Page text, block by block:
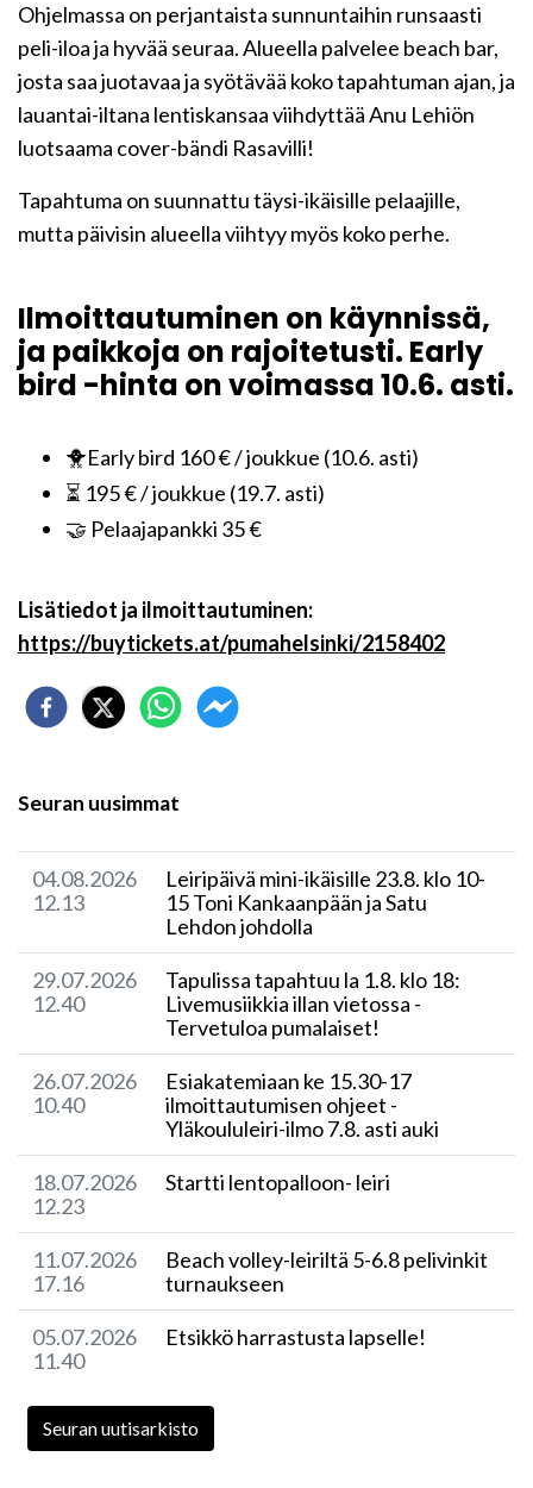
Ohjelmassa on perjantaista sunnuntaihin runsaasti
peli-iloa ja hyvää seuraa. Alueella palvelee beach bar,
josta saa juotavaa ja syötävää koko tapahtuman ajan, ja
lauantai-iltana lentiskansaa viihdyttää Anu Lehiön
luotsaama cover-bändi Rasavilli!
Tapahtuma on suunnattu täysi-ikäisille pelaajille,
mutta päivisin alueella viihtyy myös koko perhe.
Ilmoittautuminen on käynnissä,
ja paikkoja on rajoitetusti. Early
bird -hinta on voimassa 10.6. asti.
🐥Early bird 160 € / joukkue (10.6. asti)
⏳ 195 € / joukkue (19.7. asti)
🤝 Pelaajapankki 35 €
Lisätiedot ja ilmoittautuminen:
https://buytickets.at/pumahelsinki/2158402
Seuran uusimmat
04.08.2026
12.13
Leiripäivä mini-ikäisille 23.8. klo 10-
15 Toni Kankaanpään ja Satu
Lehdon johdolla
29.07.2026
12.40
Tapulissa tapahtuu la 1.8. klo 18:
Livemusiikkia illan vietossa -
Tervetuloa pumalaiset!
26.07.2026
10.40
Esiakatemiaan ke 15.30-17
ilmoittautumisen ohjeet -
Yläkoululeiri-ilmo 7.8. asti auki
18.07.2026
12.23
Startti lentopalloon- leiri
11.07.2026
17.16
Beach volley-leiriltä 5-6.8 pelivinkit
turnaukseen
05.07.2026
11.40
Etsikkö harrastusta lapselle!
Seuran uutisarkisto